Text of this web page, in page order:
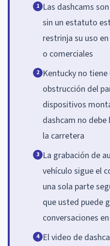
1 Las dashcams
sin un estatuto
restrinja su uso
o comerciales
2 Kentucky no
obstrucción del
dispositivos
dashcam no
la carretera
3 La grabación de
vehículo sigue el
una sola parte
que usted puede
conversaciones
4 El video de